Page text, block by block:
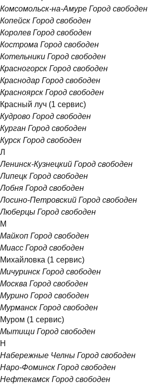
Комсомольск-на-Амуре Город свободен
Копейск Город свободен
Королев Город свободен
Кострома Город свободен
Котельники Город свободен
Красногорск Город свободен
Краснодар Город свободен
Красноярск Город свободен
Красный луч (1 сервис)
Кудрово Город свободен
Курган Город свободен
Курск Город свободен
Л
Ленинск-Кузнецкий Город свободен
Липецк Город свободен
Лобня Город свободен
Лосино-Петровский Город свободен
Люберцы Город свободен
М
Майкоп Город свободен
Миасс Город свободен
Михайловка (1 сервис)
Мичуринск Город свободен
Москва Город свободен
Мурино Город свободен
Мурманск Город свободен
Муром (1 сервис)
Мытищи Город свободен
Н
Набережные Челны Город свободен
Наро-Фоминск Город свободен
Нефтекамск Город свободен